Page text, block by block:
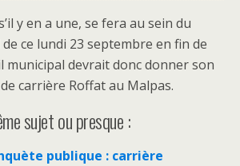
y en a une, se fera au sein du
ce lundi 23 septembre en fin de
municipal devrait donc donner son
carrière Roffat au Malpas.
sujet ou presque :
publique : carrière